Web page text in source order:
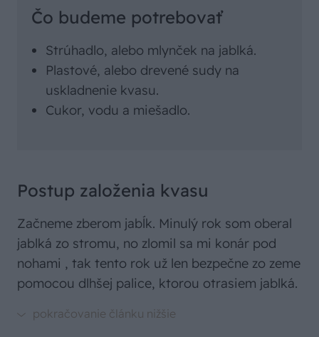
Čo budeme potrebovať
Strúhadlo, alebo mlynček na jablká.
Plastové, alebo drevené sudy na
uskladnenie kvasu.
Cukor, vodu a miešadlo.
Postup založenia kvasu
Začneme zberom jabĺk. Minulý rok som oberal
jablká zo stromu, no zlomil sa mi konár pod
nohami , tak tento rok už len bezpečne zo zeme
pomocou dlhšej palice, ktorou otrasiem jablká.